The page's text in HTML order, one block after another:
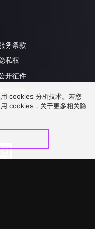
务条款
私权
开征件
cookies 分析技术。若您
cookies，关于更多相关隐